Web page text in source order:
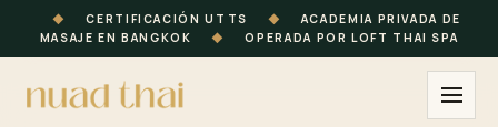
◆ CERTIFICACIÓN UTTS ◆
ACADEMIA PRIVADA DE
MASAJE EN BANGKOK
◆ OPERADA POR LOFT THAI SPA